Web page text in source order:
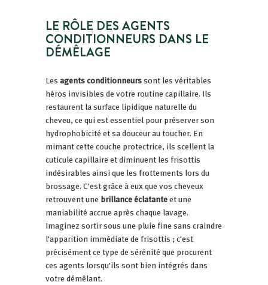
LE RÔLE DES AGENTS
CONDITIONNEURS DANS LE
DÉMÊLAGE
Lesagents conditionneurssont les véritables
héros invisibles de votre routine capillaire. Ils
restaurent la surface lipidique naturelle du
cheveu, ce qui est essentiel pour préserver son
hydrophobicité et sa douceur au toucher. En
mimant cette couche protectrice, ils scellent la
cuticule capillaire et diminuent les frisottis
indésirables ainsi que les frottements lors du
brossage. C'est grâce à eux que vos cheveux
retrouvent une brillance éclatanteet une
maniabilité accrue après chaque lavage.
Imaginez sortir sous une pluie fine sans craindre
l'apparition immédiate de frisottis ; c'est
précisément ce type de sérénité que procurent
ces agents lorsqu'ils sont bien intégrés dans
votre démêlant.